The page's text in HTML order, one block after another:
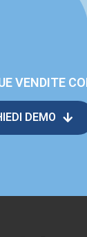
VENDITE
DEMO